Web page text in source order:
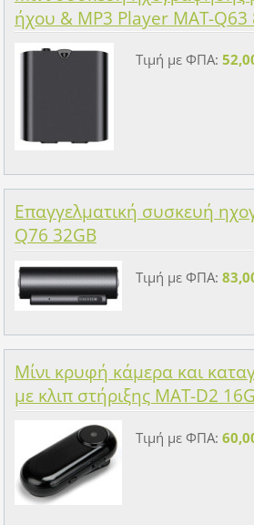
ήχου & MP3 Player MAT-Q63
Τιμή με ΦΠΑ:
Επαγγελματική συσκευή
Q76 32GB
Τιμή με ΦΠΑ:
Μίνι κρυφή κάμερα και
με κλιπ στήριξης MAT-D2
Τιμή με ΦΠΑ: